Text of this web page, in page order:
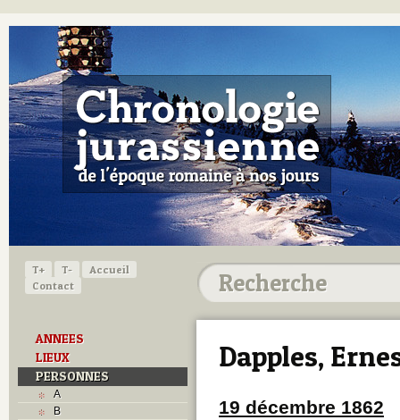
T+ T-
Accueil
Contact
ANNEES
LIEUX
PERSONNES
A
B
Dapples,
19 décembre 1862